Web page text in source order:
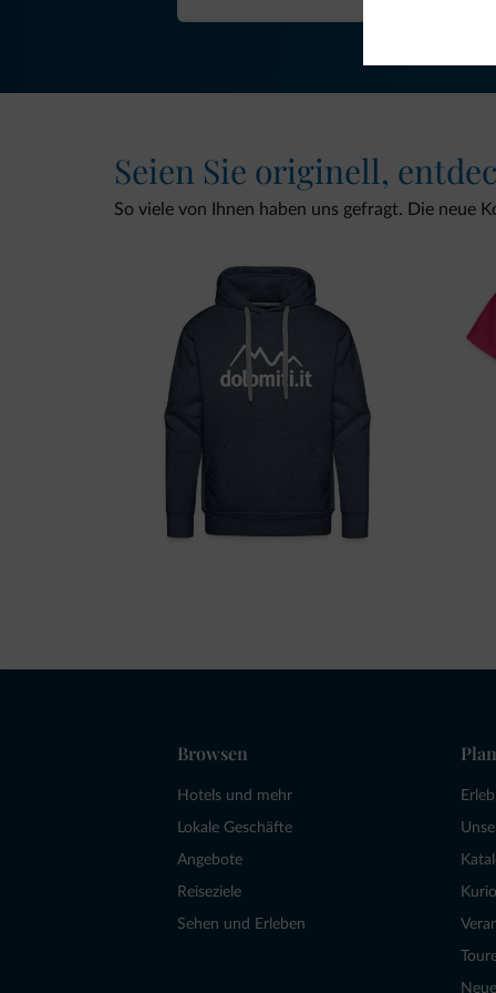
Seien Sie originell,
So viele von Ihnen haben uns gefragt. Die neue
Browsen
Hotels und mehr
Lokale Geschäfte
Angebote
Reiseziele
Sehen und Erleben